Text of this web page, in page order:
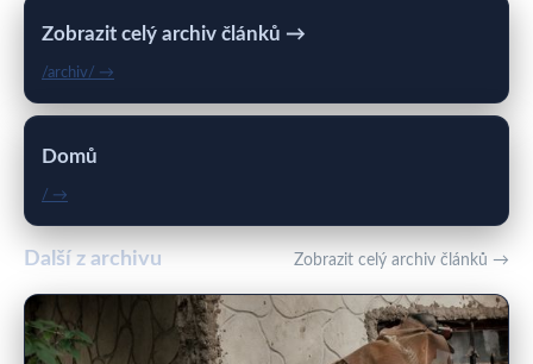
Zobrazit celý archiv článků →
/archiv/ →
Domů
/ →
Další z archivu Zobrazit celý archiv článků →